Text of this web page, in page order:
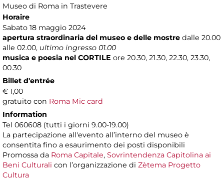
Museo di Roma in Trastevere
Horaire
Sabato 18 maggio 2024
apertura straordinaria del museo e delle mostre dalle 20.00
alle 02.00, ultimo ingresso 01.00
musica e poesia nel CORTILE ore 20.30, 21.30, 22.30, 23.30,
00.30
Billet d'entrée
€ 1,00
gratuito con Roma Mic card
Information
Tel 060608 (tutti i giorni 9.00-19.00)
La partecipazione all'evento all’interno del museo è
consentita fino a esaurimento dei posti disponibili
Promossa da Roma Capitale, Sovrintendenza Capitolina ai
Beni Culturali con l’organizzazione di Zètema Progetto
Cultura